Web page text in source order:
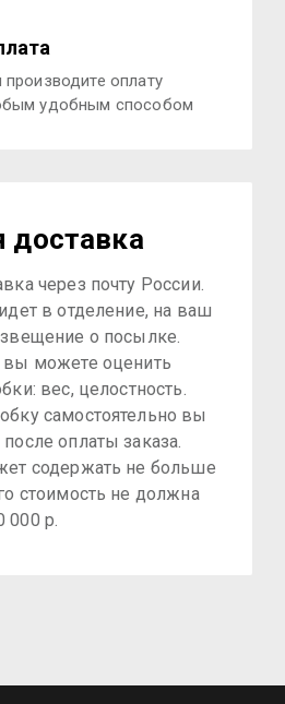
оплату
удобным способом
доставка
через почту России.
в отделение, на ваш
о посылке.
вы можете оценить
вес, целостность.
самостоятельно вы
оплаты заказа.
содержать не больше
стоимость не должна
000 р.